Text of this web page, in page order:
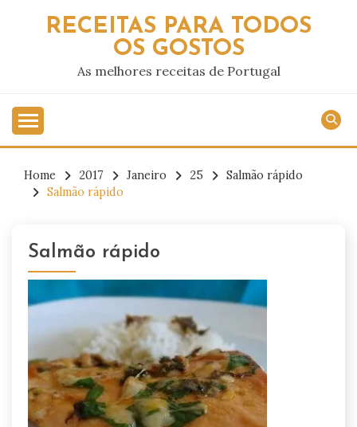
RECEITAS PARA TODOS
OS GOSTOS
As melhores receitas de Portugal
Home 2017 Janeiro 25
Salmão rápido
Salmão rápido
Salmão rápido